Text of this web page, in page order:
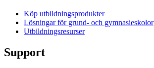
Köp utbildningsprodukter
Lösningar för grund- och gymnasieskolor
Utbildningsresurser
Support